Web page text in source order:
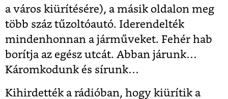
a város kiürítésére), a másik oldalon meg
több száz tűzoltóautó. Iderendelték
mindenhonnan a járműveket. Fehér hab
borítja az egész utcát. Abban járunk…
Káromkodunk és sírunk…
Kihirdették a rádióban, hogy kiürítik a